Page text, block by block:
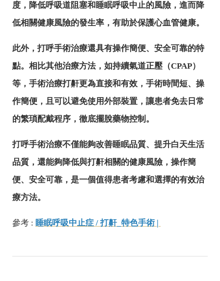
度，降低呼吸道阻塞和睡眠呼吸中止的風險，進而降
低相關健康風險的發生率，有助於保護心血管健康。
此外，打呼手術治療還具有操作簡便、安全可靠的特
點。相比其他治療方法，如持續氣道正壓（CPAP）
等，手術治療打鼾更為直接和有效，手術時間短、操
作簡便，且可以避免使用外部裝置，讓患者免去日常
的繁瑣配戴程序，徹底擺脫藥物控制。
打呼手術治療不僅能夠改善睡眠品質、提升白天生活
品質，還能夠降低與打鼾相關的健康風險，操作簡
便、安全可靠，是一個值得患者考慮和選擇的有效治
療方法。
參考 : 睡眠呼吸中止症 / 打鼾_特色手術 |